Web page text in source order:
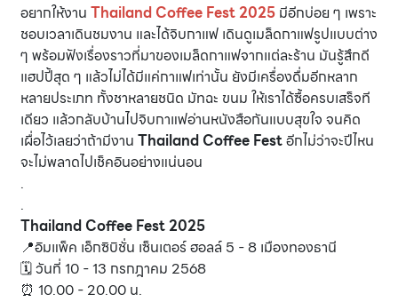
อยากให้งาน Thailand Coffee Fest 2025 มีอีกบ่อย ๆ เพราะ
ชอบเวลาเดินชมงาน และได้จิบกาแฟ เดินดูเมล็ดกาแฟรูปแบบต่าง
ๆ พร้อมฟังเรื่องราวที่มาของเมล็ดกาแฟจากแต่ละร้าน มันรู้สึกดี
แฮปปี้สุด ๆ แล้วไม่ได้มีแค่กาแฟเท่านั้น ยังมีเครื่องดื่มอีกหลาก
หลายประเภท ทั้งชาหลายชนิด มัทฉะ ขนม ให้เราได้ซื้อครบเสร็จที
เดียว แล้วกลับบ้านไปจิบกาแฟอ่านหนังสือกันแบบสุขใจ จนคิด
เผื่อไว้เลยว่าถ้ามีงาน Thailand Coffee Festอีกไม่ว่าจะปีไหน
จะไม่พลาดไปเช็คอินอย่างแน่นอน
.
.
Thailand Coffee Fest 2025
📍อิมแพ็ค เอ็กซิบิชั่น เซ็นเตอร์ ฮอลล์ 5 - 8 เมืองทองธานี
🗓️ วันที่ 10 - 13 กรกฎาคม 2568
⏰ 10.00 - 20.00 น.